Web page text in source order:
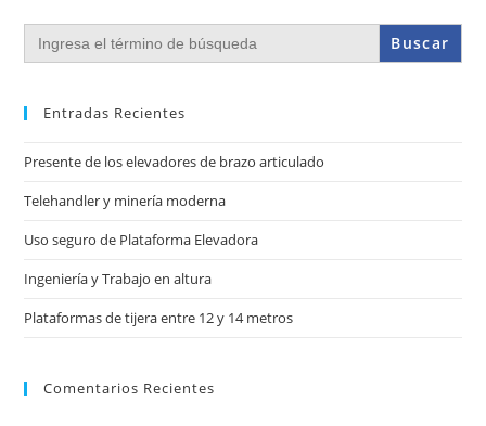
Buscar:
Entradas Recientes
Presente de los elevadores de brazo articulado
Telehandler y minería moderna
Uso seguro de Plataforma Elevadora
Ingeniería y Trabajo en altura
Plataformas de tijera entre 12 y 14 metros
Comentarios Recientes